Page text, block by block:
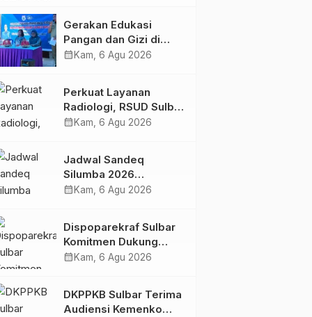
Bersama Sky World
TMII
Gerakan Edukasi
Pangan dan Gizi di
Mamasa: Tingkatkan
dalam Pemenuhan Gizi
calendar_month Kam, 6 Agu 2026
Perkuat Layanan
Radiologi, RSUD Sulbar
Sambut Kembali dr. Iis
calendar_month Kam, 6 Agu 2026
Jadwal Sandeq
Silumba 2026
Disesuaikan,
Tetap Dimatangkan
calendar_month Kam, 6 Agu 2026
Dispoparekraf Sulbar
Komitmen Dukung
Penyusunan RAD
calendar_month Kam, 6 Agu 2026
DKPPKB Sulbar Terima
Audiensi Kemenko